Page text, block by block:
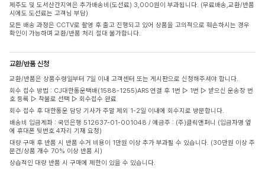
제주도 및 도서산간지역은 추가배송비(도선료) 3,000원이 부과됩니다. (무료배송,교환/반품
시에도 도선료는 고객님 부담)
모든 배송 과정은 CCTV로 촬영 후 출고 진행되고 있어 상품을 고의적으로 훼손하시는 경우
확인이 가능하며 교환/반품 처리 절대 불가합니다.
교환/반품 신청
교환/반품은 상품수령일부터 7일 이내 고객센터 또는 게시판으로 신청해주셔야 합니다.
회수 접수 방법 : CJ대한통운택배(1588-1255)ARS 연결 후 1번 ▷ 1번 ▷ 받으신 운송장 번
호 등록 ▷ 착불로 선택 ▷ 회수접수 완료
회수 접수 후 대한통운 담당 기사가 주말 제외 1-2일 이내에 회수지로 방문합니다.
배송비 입금계좌 : 국민은행 512637-01-001048 / 예금주 : (주)클릭앤퍼니 (입금자명 옆
에 휴대폰 뒷번호 4자리 기재 요청)
대량 구매 후 반품 시 반품 수거 비용이 1만원 이상 추가 부과될 수 있습니다. (30만원 이상 주
문건/상품 개수 70% 이상 반품 시)
상습적인 대량 반품 시 구매에 제한이 있을 수 있습니다.